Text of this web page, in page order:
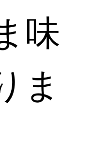
味
ま